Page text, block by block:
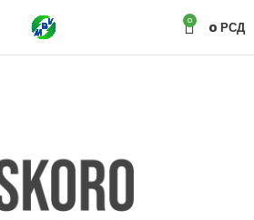
0 0 РСД